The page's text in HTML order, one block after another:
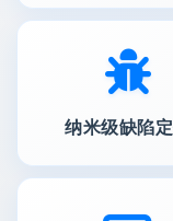
纳米级缺陷